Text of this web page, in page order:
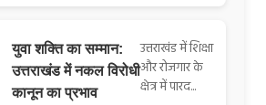
युवा शक्ति का सम्मान:
उत्तराखंड में नकल विरोधी
कानून का प्रभाव
उत्तराखंड में शिक्षा
और रोजगार के
क्षेत्र में पारद...